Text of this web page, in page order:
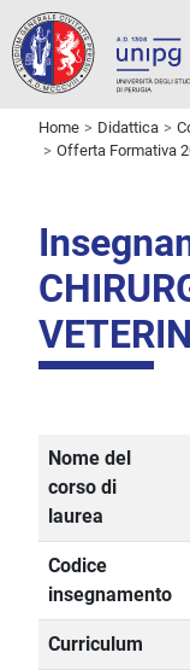
Home Didattica
Offerta Formativa
Nome del
corso di
laurea
Codice
insegnamento
Curriculum